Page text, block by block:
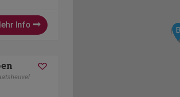
einen
in schöne
Info A
B